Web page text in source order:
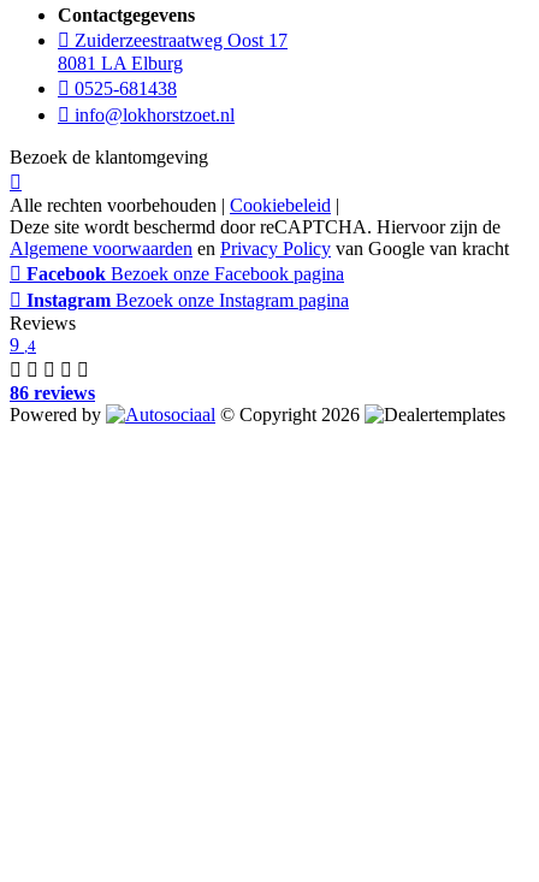
Contactgegevens
Zuiderzeestraatweg Oost 17
8081 LA Elburg
0525-681438
info@lokhorstzoet.nl
Bezoek de klantomgeving
Alle rechten voorbehouden | Cookiebeleid |
Deze site wordt beschermd door reCAPTCHA. Hiervoor zijn de
Algemene voorwaarden en Privacy Policy van Google van kracht
Facebook Bezoek onze Facebook pagina
Instagram Bezoek onze Instagram pagina
Reviews
9 ,4
86 reviews
Powered by
© Copyright 2026